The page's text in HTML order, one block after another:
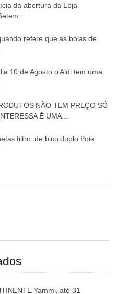
da abertura da Loja
refere que as bolas de
10 de Agosto o Aldi tem uma
NÃO TEM PREÇO SÓ
É UMA...
filtro ,de bico duplo Pois
Yammi, até 31